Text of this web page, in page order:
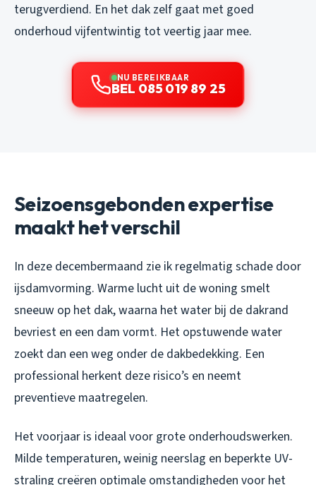
terugverdiend. En het dak zelf gaat met goed
onderhoud vijfentwintig tot veertig jaar mee.
NU BEREIKBAAR
BEL 085 019 89 25
Seizoensgebonden expertise
maakt het verschil
In deze decembermaand zie ik regelmatig schade door
ijsdamvorming. Warme lucht uit de woning smelt
sneeuw op het dak, waarna het water bij de dakrand
bevriest en een dam vormt. Het opstuwende water
zoekt dan een weg onder de dakbedekking. Een
professional herkent deze risico’s en neemt
preventieve maatregelen.
Het voorjaar is ideaal voor grote onderhoudswerken.
Milde temperaturen, weinig neerslag en beperkte UV-
straling creëren optimale omstandigheden voor het